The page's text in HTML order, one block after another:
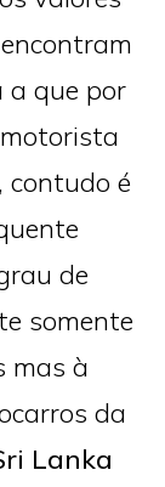
a que por
contudo é
de
somente
mas à
da
Lanka